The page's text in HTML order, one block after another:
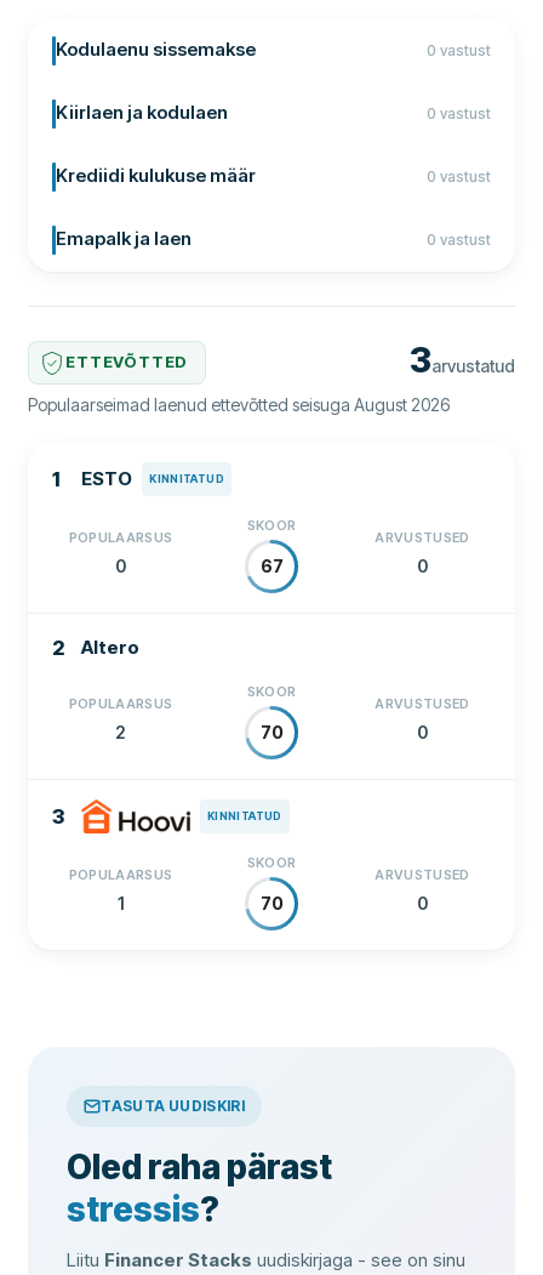
Kodulaenu sissemakse 0 vastust
Kiirlaen ja kodulaen 0 vastust
Krediidi kulukuse määr 0 vastust
Emapalk ja laen 0 vastust
ETTEVÕTTED 3arvustatud
Populaarseimad laenud ettevõtted seisuga August 2026
1 ESTO KINNITATUD
SKOOR
67
ARVUSTUSED
0
POPULAARSUS
0
2 Altero
SKOOR
70
ARVUSTUSED
0
POPULAARSUS
2
3 KINNITATUD
SKOOR
70
ARVUSTUSED
0
POPULAARSUS
1
TASUTA UUDISKIRI
Oled raha pärast
stressis?
Liitu Financer Stacks uudiskirjaga - see on sinu